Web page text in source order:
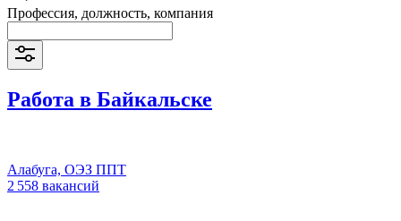
Профессия, должность, компания
Работа в Байкальске
Алабуга, ОЭЗ ППТ
2 558 вакансий